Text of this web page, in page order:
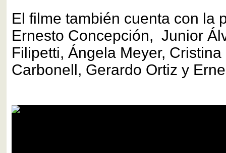
El filme también cuenta con la
Ernesto Concepción, Junior
Filipetti, Ángela Meyer,
Carbonell, Gerardo Ortiz y